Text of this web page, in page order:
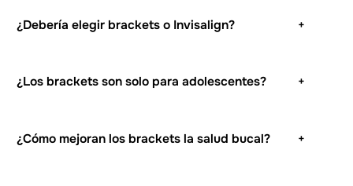
¿Debería elegir brackets o Invisalign? +
¿Los brackets son solo para adolescentes? +
¿Cómo mejoran los brackets la salud bucal? +